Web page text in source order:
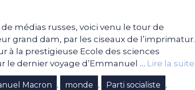
médias russes, voici venu le tour de
grand dam, par les ciseaux de l’imprimatur.
à la prestigieuse Ecole des sciences
le dernier voyage d’Emmanuel … Lire la suite
Macron , monde , Parti socialiste ,